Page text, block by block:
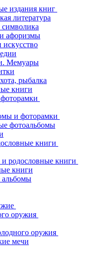
издания книг
литература
афоризмы
искусство
Мемуары
рыбалка
книги
и фоторамки
фотоальбомы
книги
родословные книги
книги
оружия
оружия
мечи